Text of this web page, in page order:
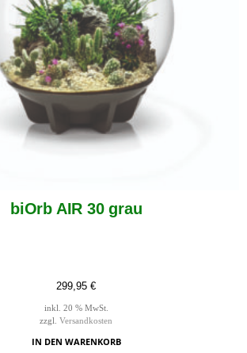
biOrb AIR 30 grau
299,95€
inkl. 20 % MwSt.
zzgl.Versandkosten
IN DEN WARENKORB